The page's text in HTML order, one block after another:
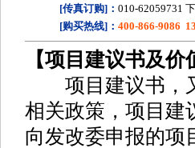
[传真订购]： 010-62059731
[购买热线]： 400-866-9086
【项目建议书及价
项目建议书，又
相关政策，项目建
向发改委申报的项